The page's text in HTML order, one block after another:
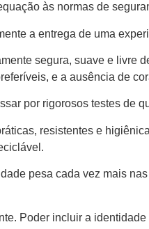
às normas de
a entrega de uma
segura, suave e livre
e a ausência de
por rigorosos testes de
resistentes e
pesa cada vez mais
Poder incluir a